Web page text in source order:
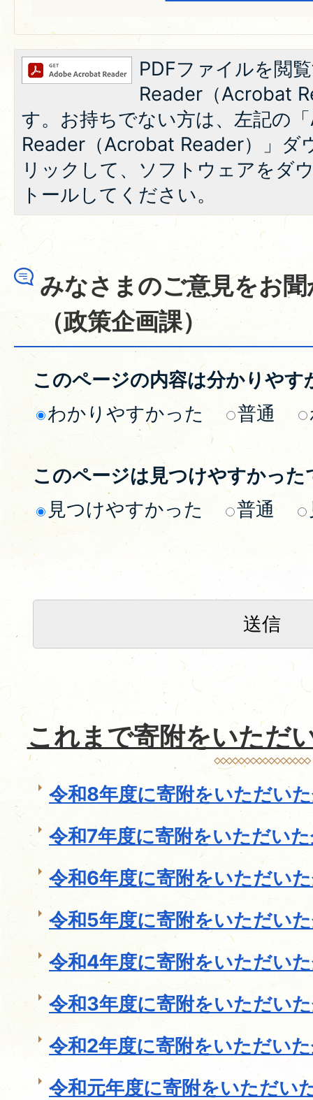
PDFファイルを閲
Reader（Acrobat
す。お持ちでない方は、左記の
Reader（Acrobat Reader）」ダ
リックして、ソフトウェアをダ
トールしてください。
みなさまのご意見をお
（政策企画課）
このページの内容は分かりやす
わかりやすかった
普通
このページは見つけやすかった
見つけやすかった
普通
これまで寄附をいただ
令和8年度に寄附をいただい
令和7年度に寄附をいただい
令和6年度に寄附をいただい
令和5年度に寄附をいただい
令和4年度に寄附をいただい
令和3年度に寄附をいただい
令和2年度に寄附をいただい
令和元年度に寄附をいただい